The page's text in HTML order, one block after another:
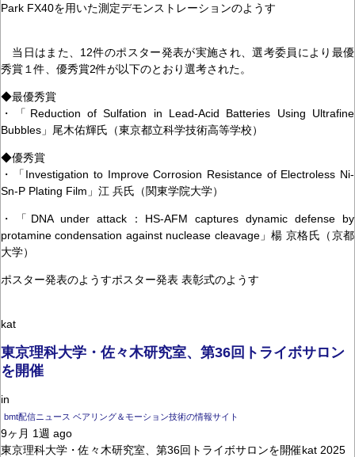
Park FX40を用いた測定デモンストレーションのようす
当日はまた、12件のポスター発表が実施され、選考委員により最優
秀賞１件、優秀賞2件が以下のとおり選考された。
◆最優秀賞
・「Reduction of Sulfation in Lead-Acid Batteries Using Ultrafine
Bubbles」尾木佑輝氏（東京都立科学技術高等学校）
◆優秀賞
・「Investigation to Improve Corrosion Resistance of Electroless Ni-
Sn-P Plating Film」江 兵氏（関東学院大学）
・「DNA under attack：HS-AFM captures dynamic defense by
protamine condensation against nuclease cleavage」楊 京格氏（京都
大学）
ポスター発表のようすポスター発表 表彰式のようす
kat
東京理科大学・佐々木研究室、第36回トライボサロン
を開催
in
bmt配信ニュース ベアリング＆モーション技術の情報サイト
9ヶ月 1週 ago
東京理科大学・佐々木研究室、第36回トライボサロンを開催kat 2025